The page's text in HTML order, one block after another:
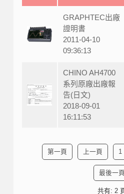
GRAPHTEC出廠
證明書
2011-04-10
09:36:13
CHINO AH4700
系列原廠出廠報
告(日文)
2018-09-01
16:11:53
第一頁 上一頁 1
最後一頁
共有: 2